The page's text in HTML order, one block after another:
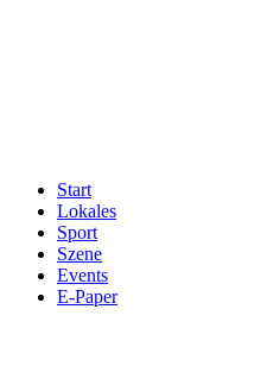
Start
Lokales
Sport
Szene
Events
E-Paper